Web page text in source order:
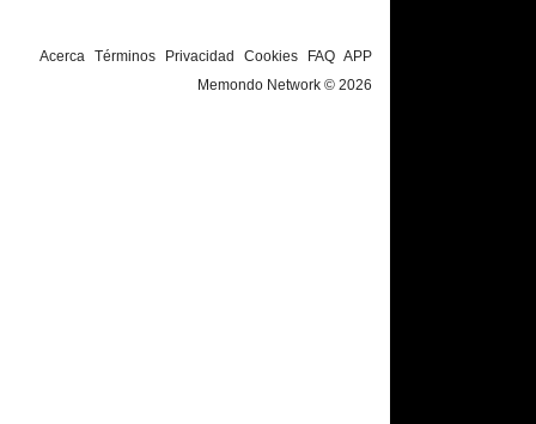
Acerca Términos Privacidad Cookies FAQ APP
Memondo Network © 2026